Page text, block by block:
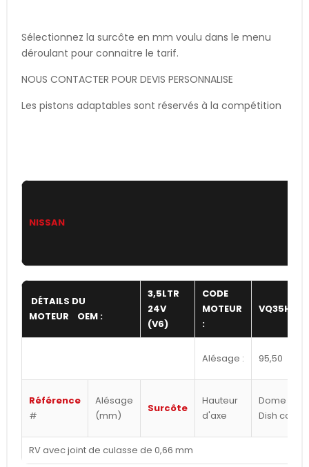
Sélectionnez la surcôte en mm voulu dans le menu
déroulant pour connaitre le tarif.
NOUS CONTACTER POUR DEVIS PERSONNALISE
Les pistons adaptables sont réservés à la compétition
NISSAN
DÉTAILS DU
MOTEUR OEM :
3,5LTR
24V
(V6)
CODE
MOTEUR
:
VQ35HR
Alésage : 95,50
Référence
#
Alésage
(mm)
Surcôte
Hauteur
d'axe
Dome /
Dish cc's
RV avec joint de culasse de 0,66 mm